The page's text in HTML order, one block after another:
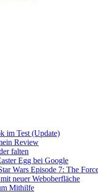
im Test (Update)
Review
falten
Egg bei Google
Wars Episode 7: The
neuer Weboberfläche
Mithilfe